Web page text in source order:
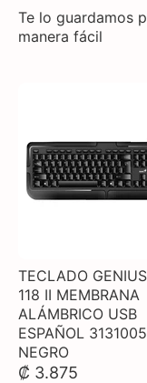
Te lo guardamos
manera fácil
TECLADO
118 II MEMBRANA
ALÁMBRICO USB
ESPAÑOL
NEGRO
₡ 3.875